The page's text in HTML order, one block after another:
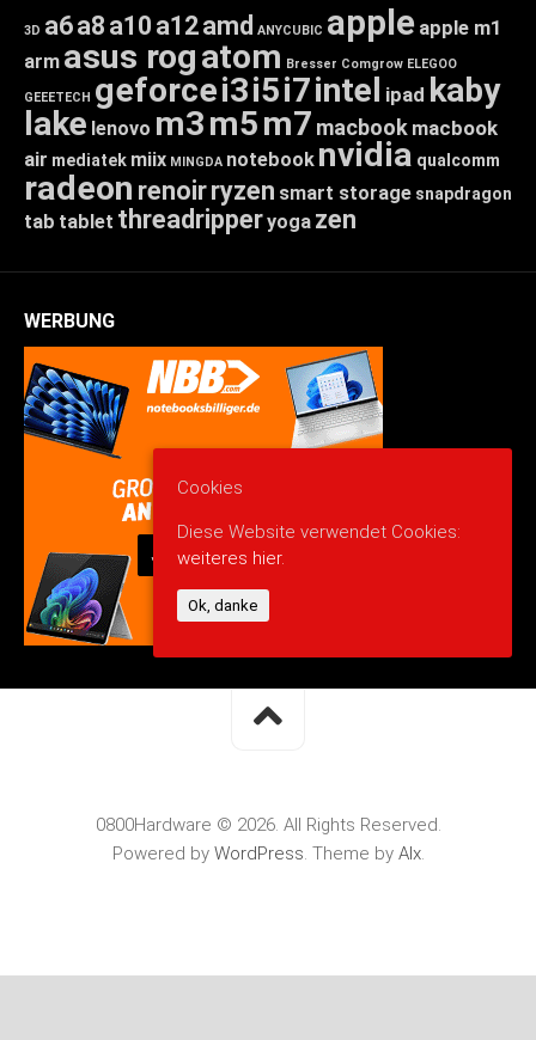
3D a6a8 a10 a12amd ANYCUBIC apple apple m1
arm asus rogatom Bresser Comgrow ELEGOO
GEEETECH geforcei3i5i7intel ipad kaby
lake lenovo m3m5m7 macbook macbook
air mediatek miix MINGDA notebook nvidia qualcomm
radeon renoirryzen smart storage snapdragon
tab tablet threadripperyoga zen
WERBUNG
0800Hardware © 2026. All Rights Reserved.
Powered by WordPress. Theme by Alx.
Cookies
Diese Website verwendet Cookies:
weiteres hier.
Ok, danke